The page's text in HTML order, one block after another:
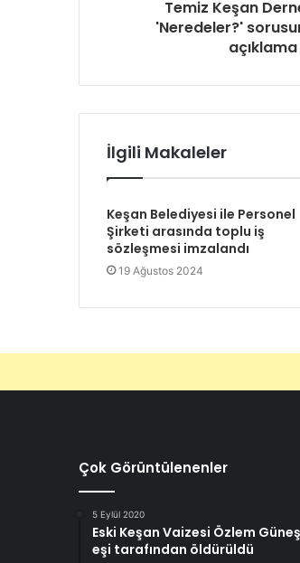
Temiz Keşan
'Neredeler?'
açıklama
İlgili Makaleler
Keşan Belediyesi ile Personel
Şirketi arasında toplu iş
sözleşmesi imzalandı
19 Ağustos 2024
Çok Görüntülenenler
5 Eylül 2020
Eski Keşan Vaizesi Özlem
eşi tarafından öldürüldü